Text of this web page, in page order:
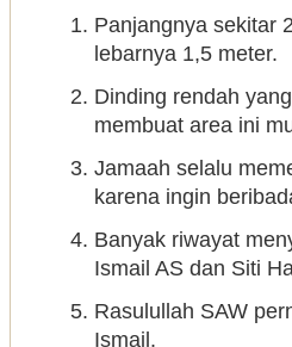
Panjangnya sekitar
lebarnya 1,5 meter.
Dinding rendah
membuat area ini
Jamaah selalu
karena ingin
Banyak riwayat
Ismail AS dan Siti
Rasulullah SAW
Ismail.